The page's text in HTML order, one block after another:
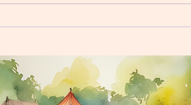
跟其他人交流和鞏固關係的機會。
得罪別人。...